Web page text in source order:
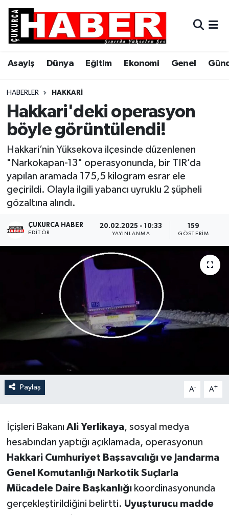
Asayiş Dünya Eğitim Ekonomi Genel
HABERLER HAKKARI
Hakkari'deki operasyon
böyle görüntülendi!
Hakkari’nin Yüksekova ilçesinde düzenlenen
"Narkokapan-13" operasyonunda, bir TIR’da
yapılan aramada 175,5 kilogram esrar ele
geçirildi. Olayla ilgili yabancı uyruklu 2 şüpheli
gözaltına alındı.
ÇUKURCA HABER
EDITÖR
20.02.2025 - 10:33
YAYINLANMA
159
GÖSTERIM
Paylaş A- A+
İçişleri Bakanı Ali Yerlikaya, sosyal medya
hesabından yaptığı açıklamada, operasyonun
Hakkari Cumhuriyet Başsavcılığı ve Jandarma
Genel Komutanlığı Narkotik Suçlarla
Mücadele Daire Başkanlığıkoordinasyonunda
gerçekleştirildiğini belirtti. Uyuşturucu madde
Asayiş
Dünya
Eğitim
Ekonomi
Gündem
Hakkari
Siyaset
Son Dakika
Teknoloji
Hava Durumu
Trafik Durumu
Süper Lig Puan Durumu ve Fikstür
Tüm Manşetler
Haber Arşivi